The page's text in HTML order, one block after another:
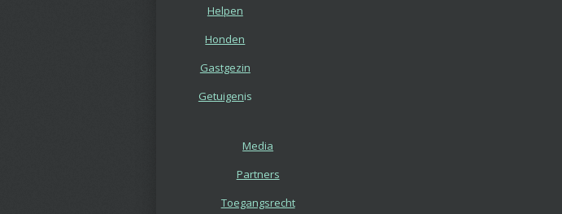
Helpen
Honden
Gastgezin
Getuigenis
Media
Partners
Toegangsrecht